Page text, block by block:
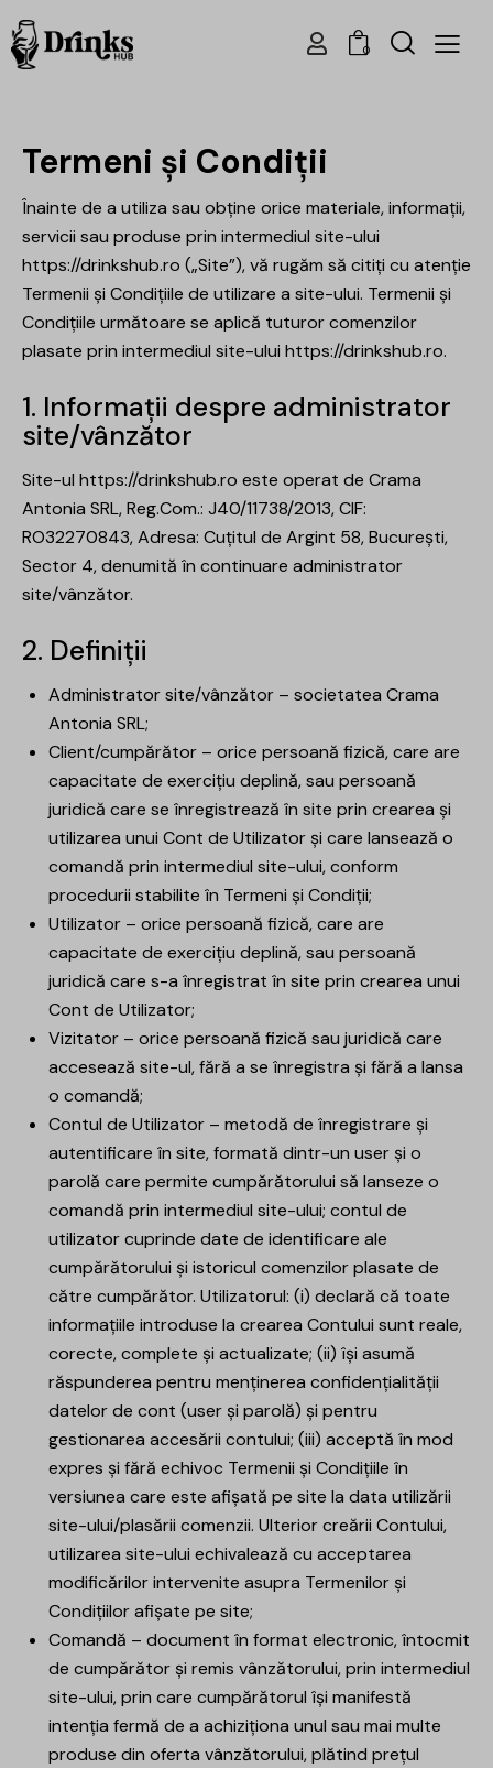
0
Termeni și Condiții
Înainte de a utiliza sau obține orice materiale, informații,
servicii sau produse prin intermediul site-ului
https://drinkshub.ro („Site”), vă rugăm să citiți cu atenție
Termenii și Condițiile de utilizare a site-ului. Termenii și
Condițiile următoare se aplică tuturor comenzilor
plasate prin intermediul site-ului https://drinkshub.ro.
1. Informații despre administrator
site/vânzător
Site-ul https://drinkshub.ro este operat de Crama
Antonia SRL, Reg.Com.: J40/11738/2013, CIF:
RO32270843, Adresa: Cuțitul de Argint 58, București,
Sector 4, denumită în continuare administrator
site/vânzător.
2. Definiții
Administrator site/vânzător – societatea Crama
Antonia SRL;
Client/cumpărător – orice persoană fizică, care are
capacitate de exercițiu deplină, sau persoană
juridică care se înregistrează în site prin crearea și
utilizarea unui Cont de Utilizator și care lansează o
comandă prin intermediul site-ului, conform
procedurii stabilite în Termeni și Condiții;
Utilizator – orice persoană fizică, care are
capacitate de exercițiu deplină, sau persoană
juridică care s-a înregistrat în site prin crearea unui
Cont de Utilizator;
Vizitator – orice persoană fizică sau juridică care
accesează site-ul, fără a se înregistra și fără a lansa
o comandă;
Contul de Utilizator – metodă de înregistrare și
autentificare în site, formată dintr-un user și o
parolă care permite cumpărătorului să lanseze o
comandă prin intermediul site-ului; contul de
utilizator cuprinde date de identificare ale
cumpărătorului și istoricul comenzilor plasate de
către cumpărător. Utilizatorul: (i) declară că toate
informațiile introduse la crearea Contului sunt reale,
corecte, complete și actualizate; (ii) își asumă
răspunderea pentru menținerea confidențialității
datelor de cont (user și parolă) și pentru
gestionarea accesării contului; (iii) acceptă în mod
expres și fără echivoc Termenii și Condițiile în
versiunea care este afișată pe site la data utilizării
site-ului/plasării comenzii. Ulterior creării Contului,
utilizarea site-ului echivalează cu acceptarea
modificărilor intervenite asupra Termenilor și
Condițiilor afișate pe site;
Comandă – document în format electronic, întocmit
de cumpărător și remis vânzătorului, prin intermediul
site-ului, prin care cumpărătorul își manifestă
intenția fermă de a achiziționa unul sau mai multe
produse din oferta vânzătorului, plătind prețul